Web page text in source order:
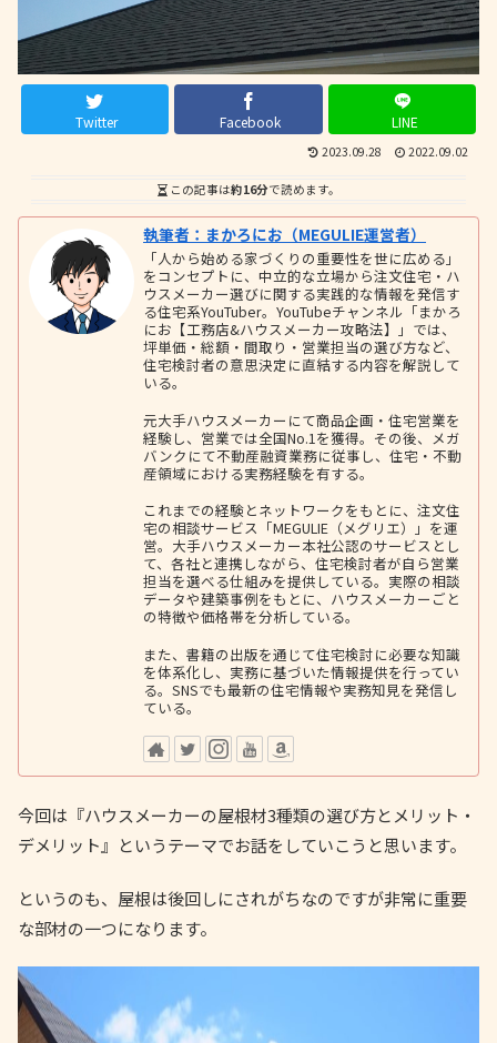
Twitter Facebook LINE
2023.09.28 2022.09.02
この記事は約16分で読めます。
執筆者：まかろにお（MEGULIE運営者）
「人から始める家づくりの重要性を世に広める」
をコンセプトに、中立的な立場から注文住宅・ハ
ウスメーカー選びに関する実践的な情報を発信す
る住宅系YouTuber。YouTubeチャンネル「まかろ
にお【工務店&ハウスメーカー攻略法】」では、
坪単価・総額・間取り・営業担当の選び方など、
住宅検討者の意思決定に直結する内容を解説して
いる。
元大手ハウスメーカーにて商品企画・住宅営業を
経験し、営業では全国No.1を獲得。その後、メガ
バンクにて不動産融資業務に従事し、住宅・不動
産領域における実務経験を有する。
これまでの経験とネットワークをもとに、注文住
宅の相談サービス「MEGULIE（メグリエ）」を運
営。大手ハウスメーカー本社公認のサービスとし
て、各社と連携しながら、住宅検討者が自ら営業
担当を選べる仕組みを提供している。実際の相談
データや建築事例をもとに、ハウスメーカーごと
の特徴や価格帯を分析している。
また、書籍の出版を通じて住宅検討に必要な知識
を体系化し、実務に基づいた情報提供を行ってい
る。SNSでも最新の住宅情報や実務知見を発信し
ている。
今回は『ハウスメーカーの屋根材3種類の選び方とメリット・
デメリット』というテーマでお話をしていこうと思います。
というのも、屋根は後回しにされがちなのですが非常に重要
な部材の一つになります。